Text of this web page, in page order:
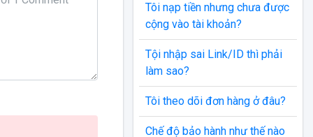
Tôi nạp tiền nhưng chưa được
cộng vào tài khoản?
Tội nhập sai Link/ID thì phải
làm sao?
Tôi theo dõi đơn hàng ở đâu?
Chế độ bảo hành như thế nào